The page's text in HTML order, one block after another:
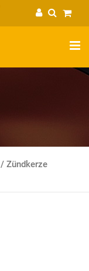
/ Zündkerze